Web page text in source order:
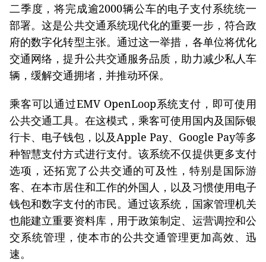
二季度，将完成逾2000辆公车的电子支付系统统一
部署。这是公共交通系统现代化的重要一步，符合政
府的数字化转型主张。通过这一举措，各单位将优化
交通网络，提升公共交通服务品质，助力减少私人车
辆，缓解交通拥堵，并推动环保。
乘客可以通过EMV OpenLoop系统支付，即可使用
公共交通工具。在这模式，乘客可使用国内及国际银
行卡、电子钱包，以及Apple Pay、Google Pay等多
种智慧支付方式进行支付。该系统不仅提供更多支付
选项，还拓宽了公共交通的可及性，特别是国际游
客、在本市居住和工作的外国人，以及习惯使用电子
钱包和数字支付的市民。通过该系统，国家管理机关
也能建立重要资料库，用于政策制定、运营调控和公
交系统管理，使本市的公共交通管理更加高效、迅
速。